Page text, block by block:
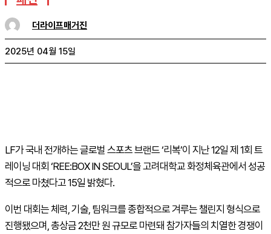
더라이프매거진
2025년 04월 15일
LF가 국내 전개하는 글로벌 스포츠 브랜드 ‘리복’이 지난 12일 제 1회 트
레이닝 대회 ‘REE:BOX IN SEOUL’을 고려대학교 화정체육관에서 성공
적으로 마쳤다고 15일 밝혔다.
이번 대회는 체력, 기술, 팀워크를 종합적으로 겨루는 챌린지 형식으로
진행됐으며, 총상금 2천만 원 규모로 마련돼 참가자들의 치열한 경쟁이